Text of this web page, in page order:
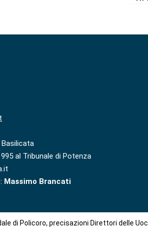
Basilicata
al Tribunale di Potenza
Massimo Brancati
di Policoro, precisazioni Direttori delle Uoc